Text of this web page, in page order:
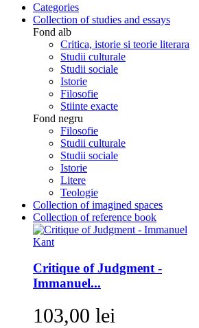
Categories
Collection of studies and essays
Fond alb
Critica, istorie si teorie literara
Studii culturale
Studii sociale
Istorie
Filosofie
Stiinte exacte
Fond negru
Filosofie
Studii culturale
Studii sociale
Istorie
Litere
Teologie
Collection of imagined spaces
Collection of reference book
Critique of Judgment -
Immanuel...
103,00 lei